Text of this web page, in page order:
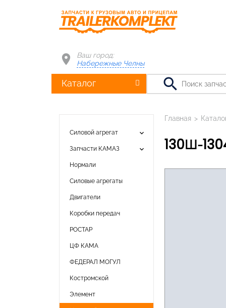
Ваш город:
Набережные Челны
Каталог search
Силовой агрегат keyboard_arrow_down
Запчасти КАМАЗ keyboard_arrow_down
Нормали
Силовые агрегаты
Двигатели
Коробки передач
РОСТАР
ЦФ КАМА
ФЕДЕРАЛ МОГУЛ
Костромской
Элемент
Главная >
130Ш-